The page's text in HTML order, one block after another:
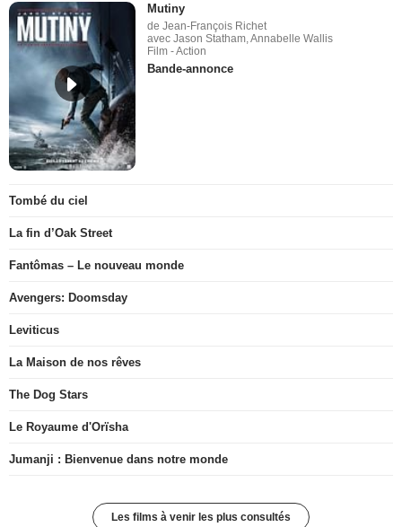
Mutiny
de Jean-François Richet
avec Jason Statham, Annabelle Wallis
Film - Action
Bande-annonce
Tombé du ciel
La fin d’Oak Street
Fantômas – Le nouveau monde
Avengers: Doomsday
Leviticus
La Maison de nos rêves
The Dog Stars
Le Royaume d'Orïsha
Jumanji : Bienvenue dans notre monde
Les films à venir les plus consultés